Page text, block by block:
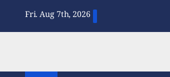
Fri. Aug 7th, 2026